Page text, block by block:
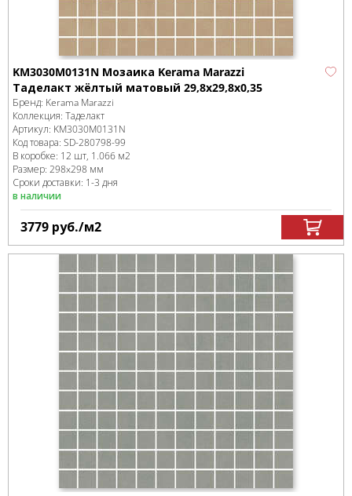
KM3030M0131N Мозаика Kerama Marazzi
Таделакт жёлтый матовый 29,8x29,8x0,35
Бренд: Kerama Marazzi
Коллекция: Таделакт
Артикул: KM3030M0131N
Код товара: SD-280798-99
В коробке: 12 шт, 1.066 м2
Размер: 298x298 мм
Сроки доставки: 1-3 дня
в наличии
3779 руб./м2